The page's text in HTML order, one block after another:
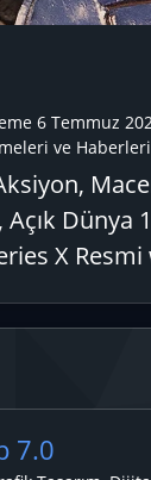
6 Temmuz
ve
Açık Dünya
X Resmi
7.0